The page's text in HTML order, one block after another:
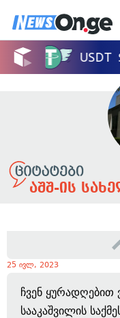
აშშ-ის
25 ივლ, 2023
ჩვენ ყურადღებით
სააკაშვილის